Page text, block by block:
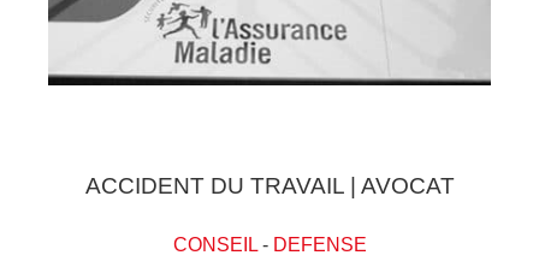
ACCIDENT DU TRAVAIL | AVOCAT
CONSEIL- DEFENSE